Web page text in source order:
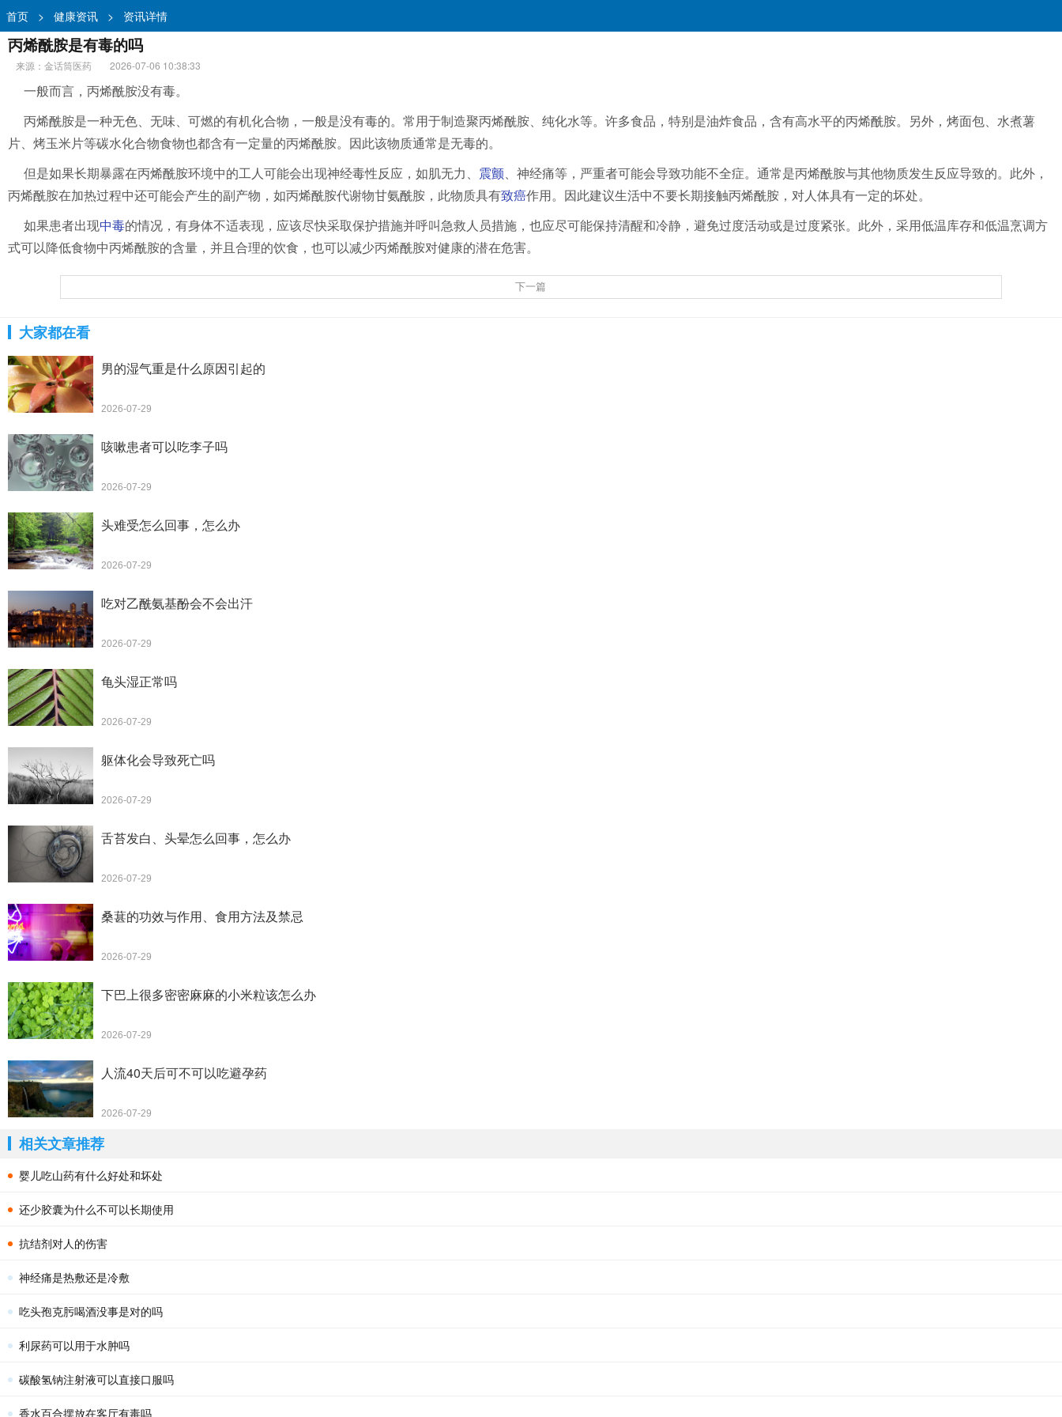
首页 > 健康资讯 > 资讯详情
丙烯酰胺是有毒的吗
来源：金话筒医药
2026-07-06 10:38:33
一般而言，丙烯酰胺没有毒。
丙烯酰胺是一种无色、无味、可燃的有机化合物，一般是没有毒的。常用于制造聚丙烯酰胺、纯化水等。许多食品，特别是油炸食品，含有高水平的丙烯酰胺。另外，烤面包、水煮薯
片、烤玉米片等碳水化合物食物也都含有一定量的丙烯酰胺。因此该物质通常是无毒的。
但是如果长期暴露在丙烯酰胺环境中的工人可能会出现神经毒性反应，如肌无力、 震颤 、神经痛等，严重者可能会导致功能不全症。通常是丙烯酰胺与其他物质发生反应导致的。此外，
丙烯酰胺在加热过程中还可能会产生的副产物，如丙烯酰胺代谢物甘氨酰胺，此物质具有致癌作用。因此建议生活中不要长期接触丙烯酰胺，对人体具有一定的坏处。
如果患者出现中毒的情况，有身体不适表现，应该尽快采取保护措施并呼叫急救人员措施，也应尽可能保持清醒和冷静，避免过度活动或是过度紧张。此外，采用低温库存和低温烹调方
式可以降低食物中丙烯酰胺的含量，并且合理的饮食，也可以减少丙烯酰胺对健康的潜在危害。
下一篇
大家都在看
男的湿气重是什么原因引起的
2026-07-29
咳嗽患者可以吃李子吗
2026-07-29
头难受怎么回事，怎么办
2026-07-29
吃对乙酰氨基酚会不会出汗
2026-07-29
龟头湿正常吗
2026-07-29
躯体化会导致死亡吗
2026-07-29
舌苔发白、头晕怎么回事，怎么办
2026-07-29
桑葚的功效与作用、食用方法及禁忌
2026-07-29
下巴上很多密密麻麻的小米粒该怎么办
2026-07-29
人流40天后可不可以吃避孕药
2026-07-29
相关文章推荐
婴儿吃山药有什么好处和坏处
还少胶囊为什么不可以长期使用
抗结剂对人的伤害
神经痛是热敷还是冷敷
吃头孢克肟喝酒没事是对的吗
利尿药可以用于水肿吗
碳酸氢钠注射液可以直接口服吗
香水百合摆放在客厅有毒吗